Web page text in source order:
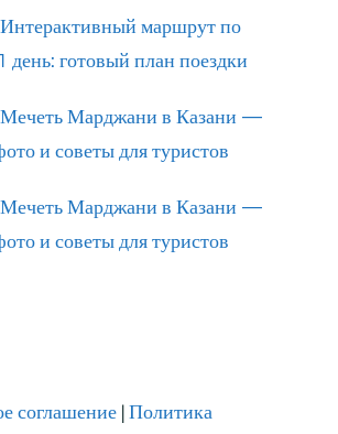
Интерактивный маршрут по
день: готовый план поездки
Мечеть Марджани в Казани —
и советы для туристов
Мечеть Марджани в Казани —
и советы для туристов
соглашение | Политика